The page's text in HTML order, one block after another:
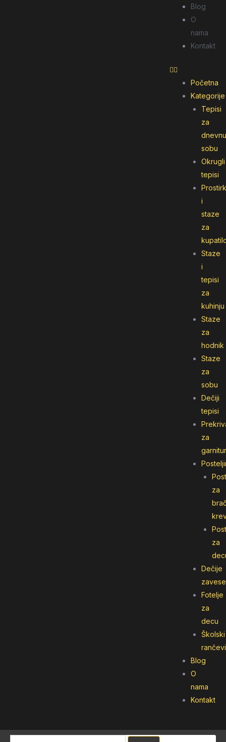
Blog
O
nama
Kontakt
Početna
Kategorije
Tepisi
za
dnevnu
sobu
Okrugli
tepisi
i
staze
za
Staze
i
tepisi
za
kuhinju
Staze
za
hodnik
Staze
za
sobu
Dečiji
tepisi
za
za
za
Dečije
zavese
Fotelje
za
decu
Školski
rančevi
Blog
O
nama
Kontakt
Pretraga